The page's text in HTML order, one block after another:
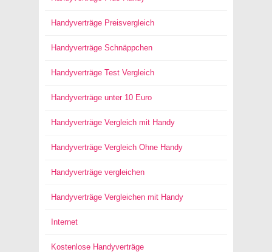
Handyverträge Preisvergleich
Handyverträge Schnäppchen
Handyverträge Test Vergleich
Handyverträge unter 10 Euro
Handyverträge Vergleich mit Handy
Handyverträge Vergleich Ohne Handy
Handyverträge vergleichen
Handyverträge Vergleichen mit Handy
Internet
Kostenlose Handyverträge